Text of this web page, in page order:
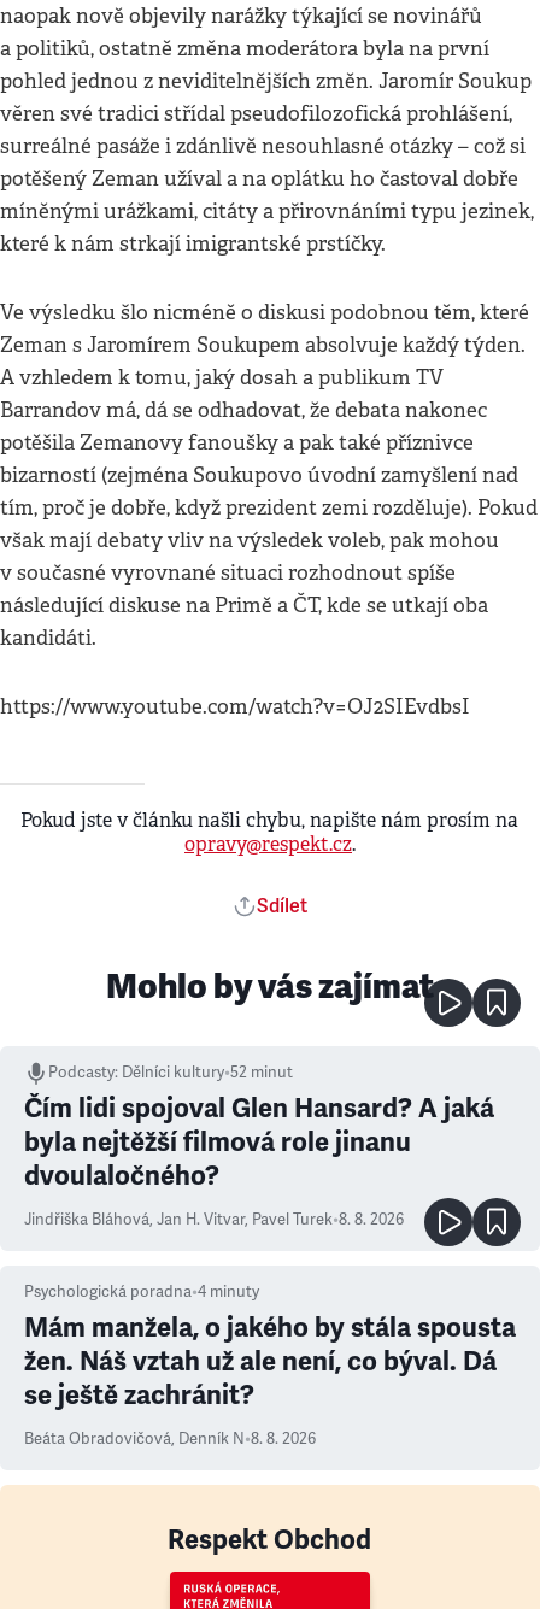
naopak nově objevily narážky týkající se novinářů
a politiků, ostatně změna moderátora byla na první
pohled jednou z neviditelnějších změn. Jaromír Soukup
věren své tradici střídal pseudofilozofická prohlášení,
surreálné pasáže i zdánlivě nesouhlasné otázky – což si
potěšený Zeman užíval a na oplátku ho častoval dobře
míněnými urážkami, citáty a přirovnáními typu jezinek,
které k nám strkají imigrantské prstíčky.
Ve výsledku šlo nicméně o diskusi podobnou těm, které
Zeman s Jaromírem Soukupem absolvuje každý týden.
A vzhledem k tomu, jaký dosah a publikum TV
Barrandov má, dá se odhadovat, že debata nakonec
potěšila Zemanovy fanoušky a pak také příznivce
bizarností (zejména Soukupovo úvodní zamyšlení nad
tím, proč je dobře, když prezident zemi rozděluje). Pokud
však mají debaty vliv na výsledek voleb, pak mohou
v současné vyrovnané situaci rozhodnout spíše
následující diskuse na Primě a ČT, kde se utkají oba
kandidáti.
https://www.youtube.com/watch?v=OJ2SIEvdbsI
Pokud jste v článku našli chybu, napište nám prosím na
opravy@respekt.cz.
Sdílet
Mohlo by vás zajímat
Podcasty: Dělníci kultury•52 minut
Čím lidi spojoval Glen Hansard? A jaká
byla nejtěžší filmová role jinanu
dvoulaločného?
Jindřiška Bláhová, Jan H. Vitvar, Pavel Turek•8. 8. 2026
Psychologická poradna•4 minuty
Mám manžela, o jakého by stála spousta
žen. Náš vztah už ale není, co býval. Dá
se ještě zachránit?
Beáta Obradovičová, Denník N•8. 8. 2026
Respekt Obchod